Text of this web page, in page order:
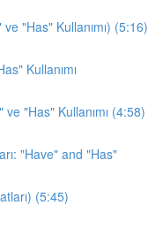
"Has" Kullanımı) (5:16)
Kullanımı
"Has" Kullanımı (4:58)
"Have" and "Has"
(5:45)